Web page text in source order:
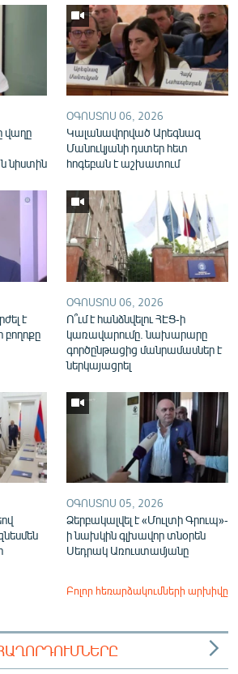
կայքերը
վաղը
նիստին
ՕԳՈՍՏՈՍ 06, 2026
Կալանավորված Արեգնազ
Մանուկյանի դստեր հետ
հոգեբան է աշխատում
է
ՕԳՈՍՏՈՍ 06, 2026
Ո՞ւմ է հանձնվելու ՀԷՑ-ի
կառավարումը. նախարարը
գործընթացից մանրամասներ է
ներկայացրել
ՕԳՈՍՏՈՍ 05, 2026
Ձերբակալվել է «Մուլտի Գրուպ»-
ի նախկին գլխավոր տնօրեն
Սեդրակ Առուստամյանը
Բոլոր հեռարձակումների արխիվը